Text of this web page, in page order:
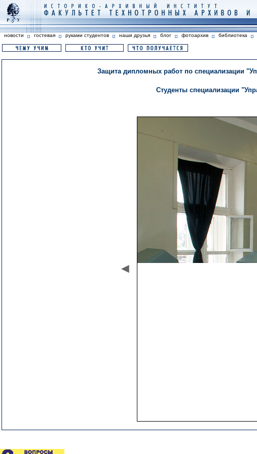
новости гостевая руками студентов наши друзья блог фотоархив библиотека
Защита дипломных работ по специализации
Студенты специализации